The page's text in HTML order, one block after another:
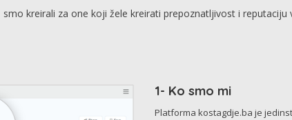
kreirali za one koji žele kreirati prepoznatljivost i reputaciju
1- Ko smo mi
Platforma kostagdje.ba je